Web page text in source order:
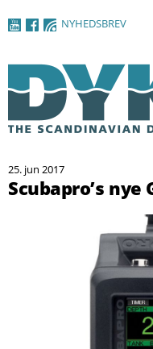
NYHEDSBREV
Magasinet
DYK Guiden
25. jun 2017
Scubapro’s